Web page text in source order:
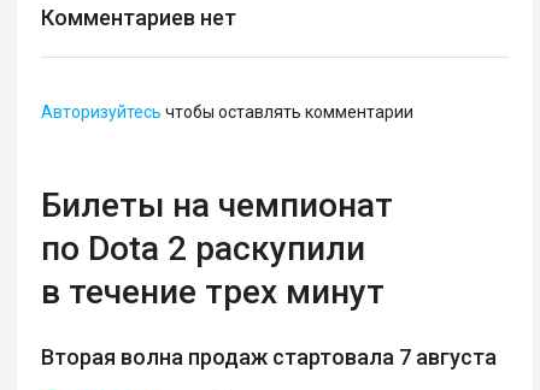
Комментариев нет
Авторизуйтесь чтобы оставлять комментарии
Билеты на чемпионат
по Dota 2 раскупили
в течение трех минут
Вторая волна продаж стартовала 7 августа